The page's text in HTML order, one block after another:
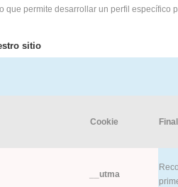
que permite desarrollar un perfil específico
sitio
Cookie
__utma